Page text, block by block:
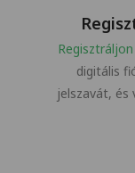
digitális
jelszavát, és